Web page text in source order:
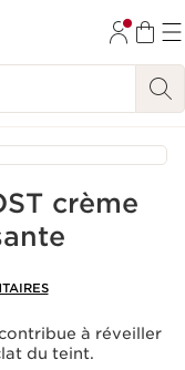
crème
à réveiller
du teint.